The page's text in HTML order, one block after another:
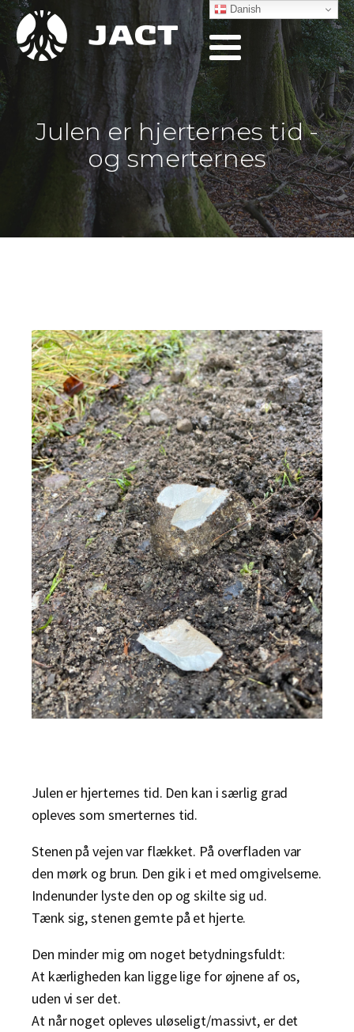
Danish
Julen er hjerternes tid -
og smerternes
Julen er hjerternes tid. Den kan i særlig grad
opleves som smerternes tid.
Stenen på vejen var flækket. På overfladen var
den mørk og brun. Den gik i et med omgivelserne.
Indenunder lyste den op og skilte sig ud.
Tænk sig, stenen gemte på et hjerte.
Den minder mig om noget betydningsfuldt:
At kærligheden kan ligge lige for øjnene af os,
uden vi ser det.
At når noget opleves uløseligt/massivt, er det